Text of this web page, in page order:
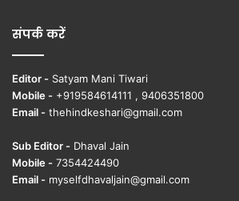
संपर्क करें
Editor - Satyam Mani Tiwari
Mobile - +919584614111 , 9406351800
Email - thehindkeshari@gmail.com
Sub Editor - Dhaval Jain
Mobile - 7354424490
Email - myselfdhavaljain@gmail.com